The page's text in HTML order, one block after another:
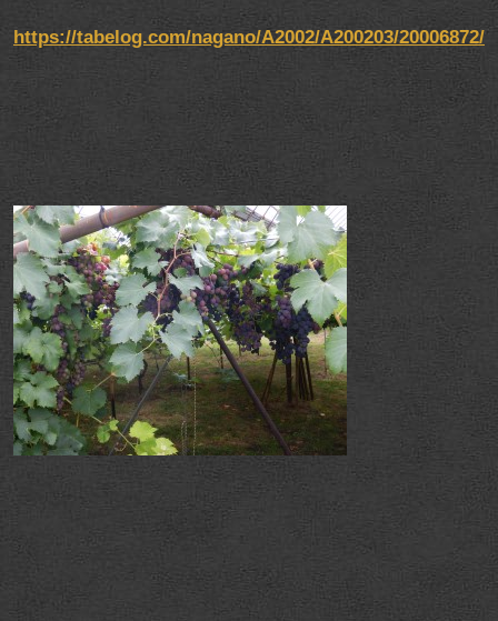
https://tabelog.com/nagano/A2002/A200203/20006872/